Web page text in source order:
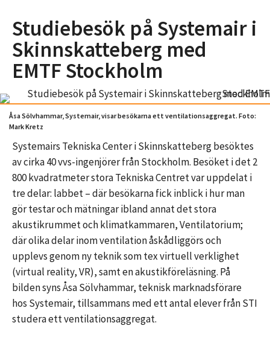
Studiebesök på Systemair i
Skinnskatteberg med
EMTF Stockholm
Åsa Sölvhammar, Systemair, visar besökarna ett ventilationsaggregat. Foto:
Mark Kretz
Systemairs Tekniska Center i Skinnskatteberg besöktes
av cirka 40 vvs-ingenjörer från Stockholm. Besöket i det 2
800 kvadratmeter stora Tekniska Centret var uppdelat i
tre delar: labbet – där besökarna fick inblick i hur man
gör testar och mätningar ibland annat det stora
akustikrummet och klimatkammaren, Ventilatorium;
där olika delar inom ventilation åskådliggörs och
upplevs genom ny teknik som tex virtuell verklighet
(virtual reality, VR), samt en akustikföreläsning. På
bilden syns Åsa Sölvhammar, teknisk marknadsförare
hos Systemair, tillsammans med ett antal elever från STI
studera ett ventilationsaggregat.